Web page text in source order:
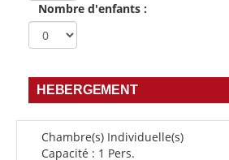
Nombre d'enfants :
HEBERGEMENT
Chambre(s) Individuelle(s)
Capacité : 1 Pers.